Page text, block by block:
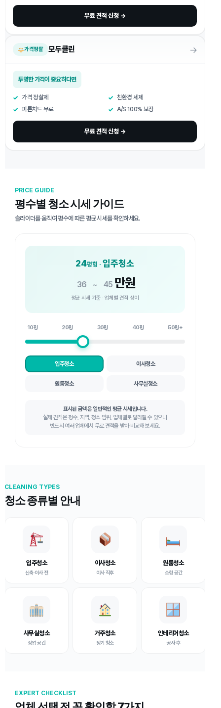
무료 견적 신청 →
가격정찰 모두클린 →
투명한 가격이 중요하다면
가격 정찰제
친환경 세제
피톤치드 무료
A/S 100% 보장
무료 견적 신청 →
PRICE GUIDE
평수별 청소 시세 가이드
슬라이더를 움직여 평수에 따른 평균 시세를 확인하세요.
24평형 ·입주청소
36 ~ 45 만원
평균 시세 기준 · 업체별 견적 상이
10평 20평 30평 40평 50평+
입주청소 이사청소
원룸청소 사무실청소
표시된 금액은 일반적인 평균 시세입니다.
실제 견적은 평수, 지역, 청소 범위, 업체별로 달라질 수 있으니
반드시 여러 업체에서 무료 견적을 받아 비교해 보세요.
CLEANING TYPES
청소 종류별 안내
입주청소
신축·이사 전
이사청소
이사 직후
원룸청소
소형 공간
사무실청소
상업 공간
거주청소
정기 청소
인테리어청소
공사 후
EXPERT CHECKLIST